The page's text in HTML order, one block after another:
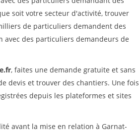
soit votre secteur d'activité, trouver
de particuliers demandent des
avec des particuliers demandeurs de
, faites une demande gratuite et sans
devis et trouver des chantiers. Une fois
depuis les plateformes et sites
avant la mise en relation à Garnat-